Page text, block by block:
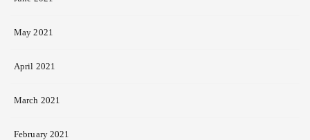
May 2021
April 2021
March 2021
February 2021